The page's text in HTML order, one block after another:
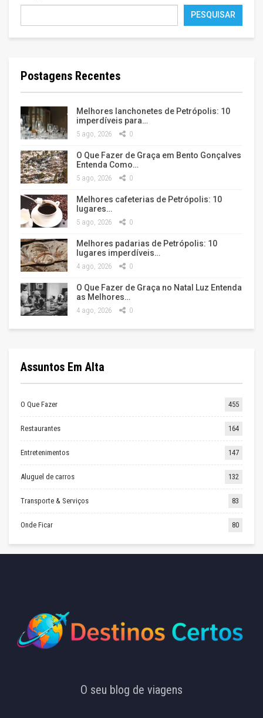
PESQUISAR
Postagens Recentes
Melhores lanchonetes de Petrópolis: 10
imperdíveis para…
5 ago, 2026 0
O Que Fazer de Graça em Bento Gonçalves
Entenda Como…
5 ago, 2026 0
Melhores cafeterias de Petrópolis: 10
lugares…
5 ago, 2026 0
Melhores padarias de Petrópolis: 10
lugares imperdíveis…
4 ago, 2026 0
O Que Fazer de Graça no Natal Luz Entenda
as Melhores…
4 ago, 2026 0
Assuntos Em Alta
O Que Fazer 455
Restaurantes 164
Entretenimentos 147
Aluguel de carros 132
Transporte & Serviços 83
Onde Ficar 80
O seu blog de viagens